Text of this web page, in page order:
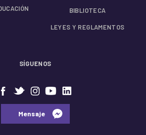
BIBLIOTECA
LEYES Y REGLAMENTOS
SÍGUENOS
⠀⠀Mensaje⠀